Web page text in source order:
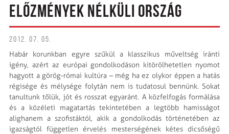
ELŐZMÉNYEK NÉLKÜLI ORSZÁG
2012. 07. 05.
Habár korunkban egyre szűkül a klasszikus műveltség iránti
igény, azért az európai gondolkodáson kitörölhetetlen nyomot
hagyott a görög-római kultúra – még ha ez olykor éppen a hatás
régisége és mélysége folytán nem is tudatosul bennünk. Sokat
tanultunk tőlük, jót és rosszat egyaránt. A közfelfogás formálása
és a közéleti magatartás tekintetében a legtöbb hamisságot
alighanem a szofistáktól, akik a gondolkodás történetében az
igazságtól független érvelés mesterségének kétes dicsőségű